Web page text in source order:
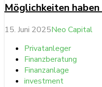
Möglichkeiten
15. Juni 2025Neo Capital
Privatanleger
Finanzberatung
Finanzanlage
investment